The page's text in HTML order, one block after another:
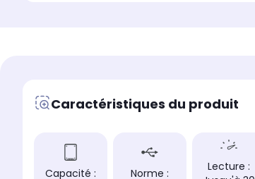
Caractéristiques du produit
Capacité :
Norme :
Lecture :